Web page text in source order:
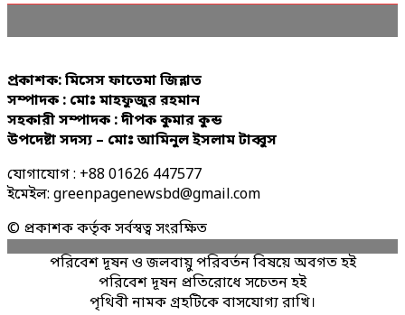
প্রকাশক: মিসেস ফাতেমা জিন্নাত
সম্পাদক : মোঃ মাহফুজুর রহমান
সহকারী সম্পাদক : দীপক কুমার কুন্ড
উপদেষ্টা সদস্য – মোঃ আমিনুল ইসলাম টাব্বুস
যোগাযোগ : +88 01626 447577
ইমেইল: greenpagenewsbd@gmail.com
© প্রকাশক কর্তৃক সর্বস্বত্ব সংরক্ষিত
পরিবেশ দূষন ও জলবায়ু পরিবর্তন বিষয়ে অবগত হই
পরিবেশ দূষন প্রতিরোধে সচেতন হই
পৃথিবী নামক গ্রহটিকে বাসযোগ্য রাখি।